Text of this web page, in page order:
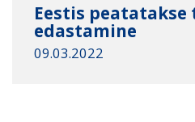
Eestis peatatakse
edastamine
09.03.2022